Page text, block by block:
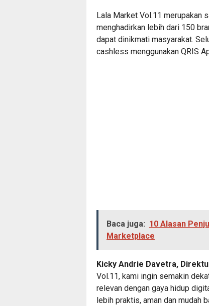
Lala Market Vol.11
menghadirkan lebih dari 150
dapat dinikmati masyarakat.
cashless menggunakan QRIS
Baca juga: 10 Alasan
Marketplace
Kicky Andrie Davetra,
Vol.11, kami ingin semakin
relevan dengan gaya hidup
lebih praktis, aman dan mudah